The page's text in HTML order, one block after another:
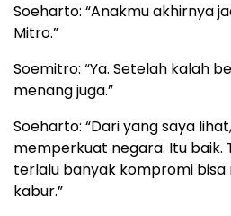
Soeharto: “Anakmu akhirnya
Mitro.”
Soemitro: “Ya. Setelah kalah
menang juga.”
Soeharto: “Dari yang saya
memperkuat negara. Itu baik.
terlalu banyak kompromi
kabur.”